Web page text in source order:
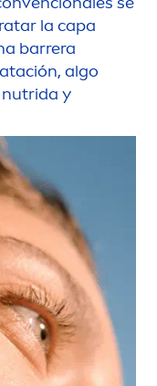
la capa
barrera
algo
nutrida y